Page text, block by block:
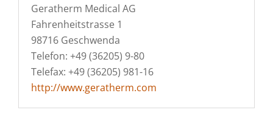
Geratherm Medical AG
Fahrenheitstrasse 1
98716 Geschwenda
Telefon: +49 (36205) 9-80
Telefax: +49 (36205) 981-16
http://www.geratherm.com